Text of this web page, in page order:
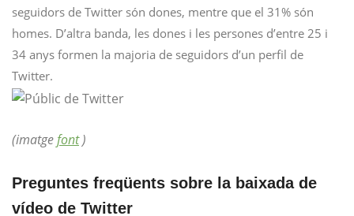
seguidors de Twitter són dones, mentre que el 31% són
homes. D’altra banda, les dones i les persones d’entre 25 i
34 anys formen la majoria de seguidors d’un perfil de
Twitter.
(imatgefont)
Preguntes freqüents sobre la baixada de
vídeo de Twitter